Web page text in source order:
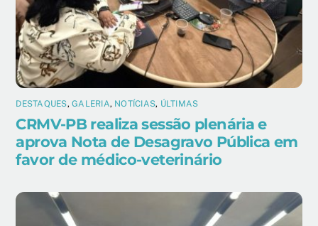
DESTAQUES,GALERIA, NOTÍCIAS, ÚLTIMAS
CRMV-PB realiza sessão plenária e
aprova Nota de Desagravo Pública em
favor de médico-veterinário